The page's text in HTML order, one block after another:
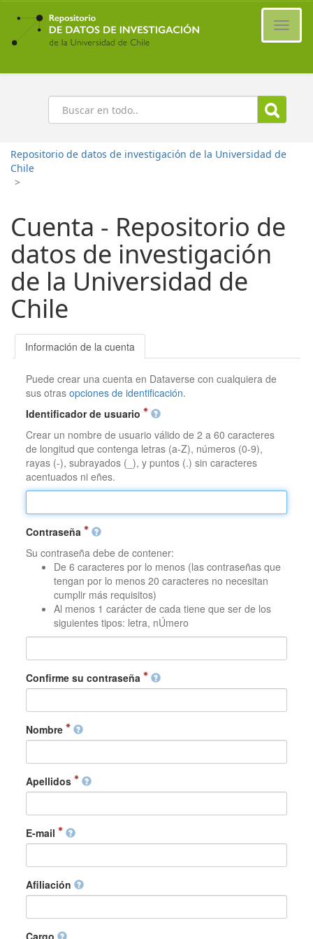
Ir
contenido
principal
Buscar
Repositorio de datos de investigación de la Universidad de
Chile
>
Cuenta - Repositorio de
datos de investigación
de la Universidad de
Chile
Información de la cuenta
Puede crear una cuenta en Dataverse con cualquiera de
sus otrasopciones de identificación.
Identificador de usuario
Crear un nombre de usuario válido de 2 a 60 caracteres
de longitud que contenga letras (a-Z), números (0-9),
rayas (-), subrayados (_), y puntos (.) sin caracteres
acentuados ni eñes.
Contraseña
Su contraseña debe de contener:
De 6 caracteres por lo menos (las contraseñas que
tengan por lo menos 20 caracteres no necesitan
cumplir más requisitos)
Al menos 1 carácter de cada tiene que ser de los
siguientes tipos: letra, nÚmero
Confirme su contraseña
Nombre
Apellidos
E-mail
Afiliación
Cargo